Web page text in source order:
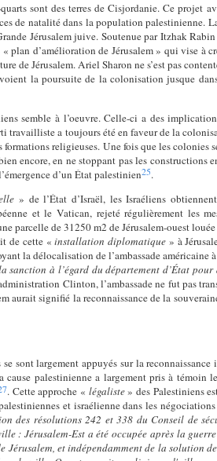
sont des terres de Cisjordanie. Ce projet
de natalité dans la population palestinienne.
Jérusalem juive. Soutenue par Itzhak Rabin
d’amélioration de Jérusalem » qui vise à
de Jérusalem. Ariel Sharon ne s’est pas
la poursuite de la colonisation jusque
semble à l’oeuvre. Celle-ci a des
travailliste a toujours été en faveur de la
religieuses. Une fois que les colonies
encore, en ne stoppant pas les constructions
d’un État palestinien25.
» de l’État d’Israël, les Israéliens
et le Vatican, rejeté régulièrement les
parcelle de 31250 m2 de Jérusalem-ouest
de cette « installation diplomatique » à
la délocalisation de l’ambassade américaine
sanction à l’égard du département d’État pour
Clinton, l’ambassade ne fut pas
aurait signifié la reconnaissance de la
sont largement appuyés sur la
cause palestinienne a largement pris à témoin
. Cette approche « légaliste» des Palestiniens
et israélienne dans les
des résolutions 242 et 338 du Conseil de
: Jérusalem-Est a été occupée après la
et indépendamment de la solution